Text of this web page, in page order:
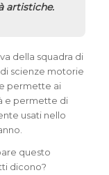
artistiche.
della squadra di
scienze motorie
permette ai
e permette di
usati nello
questo
dicono?